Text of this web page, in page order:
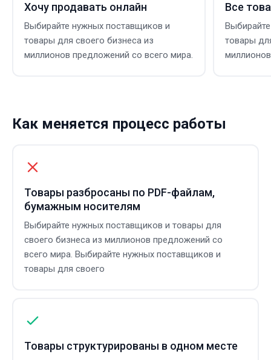
Хочу продавать онлайн
Выбирайте нужных поставщиков и
товары для своего бизнеса из
миллионов предложений со всего мира.
Все
товары
Как меняется процесс работы
Товары разбросаны по PDF-файлам,
бумажным носителям
Выбирайте нужных поставщиков и товары для
своего бизнеса из миллионов предложений со
всего мира. Выбирайте нужных поставщиков и
товары для своего
Товары структурированы в одном месте